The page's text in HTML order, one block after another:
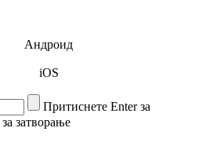
Андроид
iOS
Притиснете Enter за
затворање